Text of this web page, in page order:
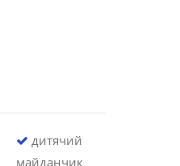
дитячий
майданчик